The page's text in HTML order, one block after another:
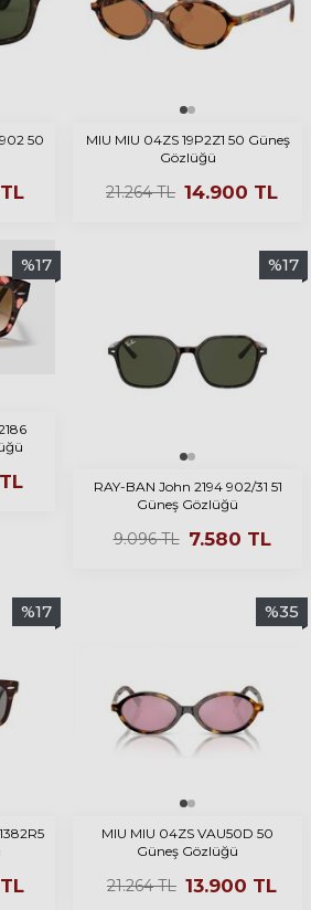
50
TL
MIU MIU 04ZS 19P2Z1 50 Güneş
Gözlüğü
21.264TL 14.900 TL
%17
TL
%17
RAY-BAN John 2194 902/31 51
Güneş Gözlüğü
9.096TL 7.580 TL
%17
TL
%35
MIU MIU 04ZS VAU50D 50
Güneş Gözlüğü
21.264TL 13.900 TL